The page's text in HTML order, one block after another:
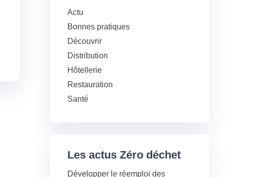
Actu
Bonnes pratiques
Découvrir
Distribution
Hôtellerie
Restauration
Santé
Les actus Zéro déchet
Développer le réemploi des